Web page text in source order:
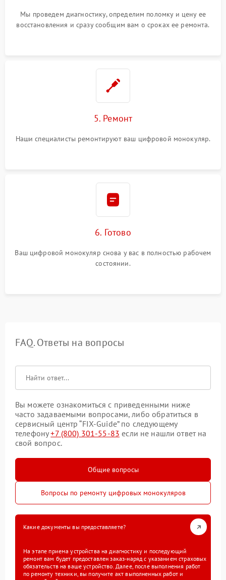
Мы проведем диагностику, определим поломку и цену ее
восстановления и сразу сообщим вам о сроках ее ремонта.
5. Ремонт
Наши специалисты ремонтируют ваш цифровой монокуляр.
6. Готово
Ваш цифровой монокуляр снова у вас в полностью рабочем
состоянии.
FAQ. Ответы на вопросы
Вы можете ознакомиться с приведенными ниже
часто задаваемыми вопросами, либо обратиться в
сервисный центр “FIX-Guide” по следующему
телефону+7 (800) 301-55-83 если не нашли ответ на
свой вопрос.
Общие вопросы
Вопросы по ремонту цифровых монокуляров
Какие документы вы предоставляете?
На этапе приема устройства на диагностику и последующий
ремонт вам будет предоставлен заказ-наряд с указанием страховых
обязательств на ваше устройство. Далее, после выполнения работ
по ремонту техники, вы получите акт выполненных работ и